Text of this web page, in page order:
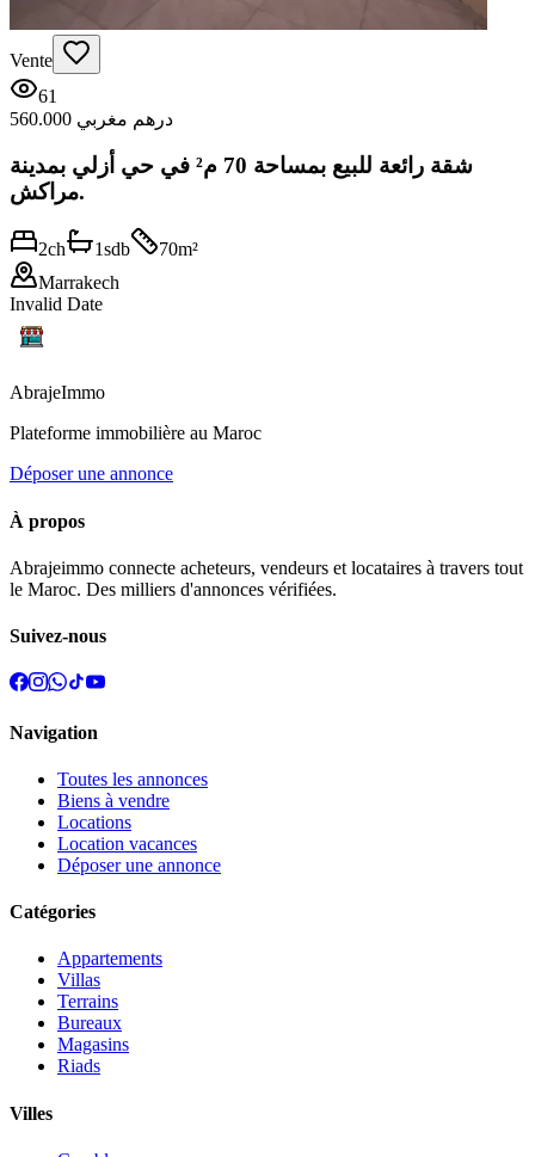
Vente
61
560.000 درهم مغربي
شقة رائعة للبيع بمساحة 70 م² في حي أزلي بمدينة
مراكش.
2ch 1sdb 70m²
Marrakech
Invalid Date
AbrajeImmo
Plateforme immobilière au Maroc
Déposer une annonce
À propos
Abrajeimmo connecte acheteurs, vendeurs et locataires à travers tout
le Maroc. Des milliers d'annonces vérifiées.
Suivez-nous
Navigation
Toutes les annonces
Biens à vendre
Locations
Location vacances
Déposer une annonce
Catégories
Appartements
Villas
Terrains
Bureaux
Magasins
Riads
Villes